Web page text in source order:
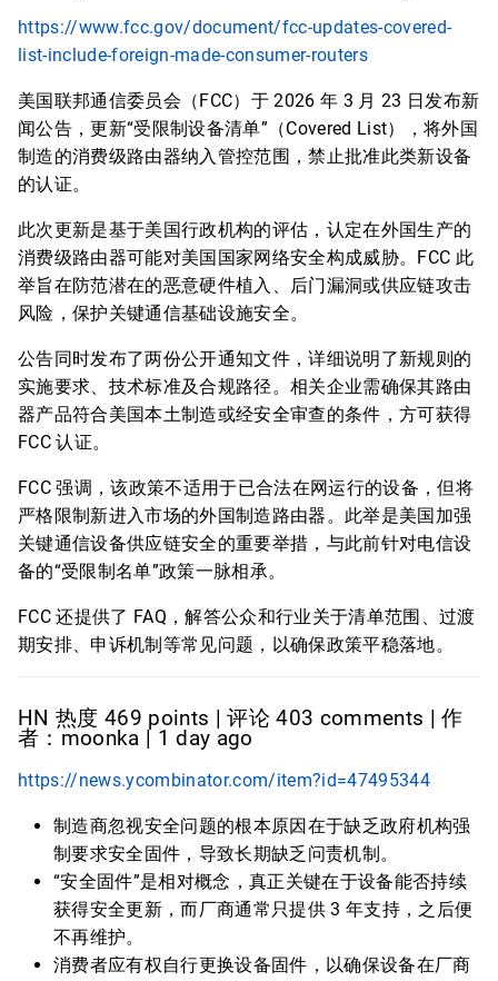
https://www.fcc.gov/document/fcc-updates-covered-
list-include-foreign-made-consumer-routers
美国联邦通信委员会（FCC）于 2026 年 3 月 23 日发布新
闻公告，更新“受限制设备清单”（Covered List），将外国
制造的消费级路由器纳入管控范围，禁止批准此类新设备
的认证。
此次更新是基于美国行政机构的评估，认定在外国生产的
消费级路由器可能对美国国家网络安全构成威胁。FCC 此
举旨在防范潜在的恶意硬件植入、后门漏洞或供应链攻击
风险，保护关键通信基础设施安全。
公告同时发布了两份公开通知文件，详细说明了新规则的
实施要求、技术标准及合规路径。相关企业需确保其路由
器产品符合美国本土制造或经安全审查的条件，方可获得
FCC 认证。
FCC 强调，该政策不适用于已合法在网运行的设备，但将
严格限制新进入市场的外国制造路由器。此举是美国加强
关键通信设备供应链安全的重要举措，与此前针对电信设
备的“受限制名单”政策一脉相承。
FCC 还提供了 FAQ，解答公众和行业关于清单范围、过渡
期安排、申诉机制等常见问题，以确保政策平稳落地。
HN 热度 469 points | 评论 403 comments | 作
者：moonka | 1 day ago
https://news.ycombinator.com/item?id=47495344
制造商忽视安全问题的根本原因在于缺乏政府机构强
制要求安全固件，导致长期缺乏问责机制。
“安全固件”是相对概念，真正关键在于设备能否持续
获得安全更新，而厂商通常只提供 3 年支持，之后便
不再维护。
消费者应有权自行更换设备固件，以确保设备在厂商